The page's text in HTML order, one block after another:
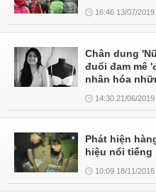
16:46 13/07/2019
Chân dung
đuổi đam mê
nhân hóa
14:30 21/06/2019
Phát hiện
hiệu nổi tiếng
10:09 18/11/2018